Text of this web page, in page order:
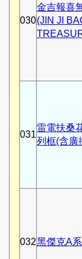
030
金吉報喜
(JIN JI
031
雷電扶桑
列框(含廣
032黑傑克A